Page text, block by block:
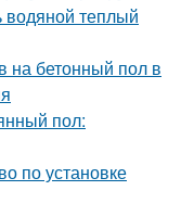
водяной теплый
на бетонный пол в
пол:
по установке